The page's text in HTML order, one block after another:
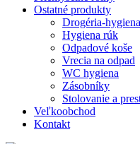
Ostatné produkty
Drogéria-
Hygiena rúk
Odpadové koše
Vrecia na odpad
WC hygiena
Zásobníky
Stolovanie a
Veľkoobchod
Kontakt